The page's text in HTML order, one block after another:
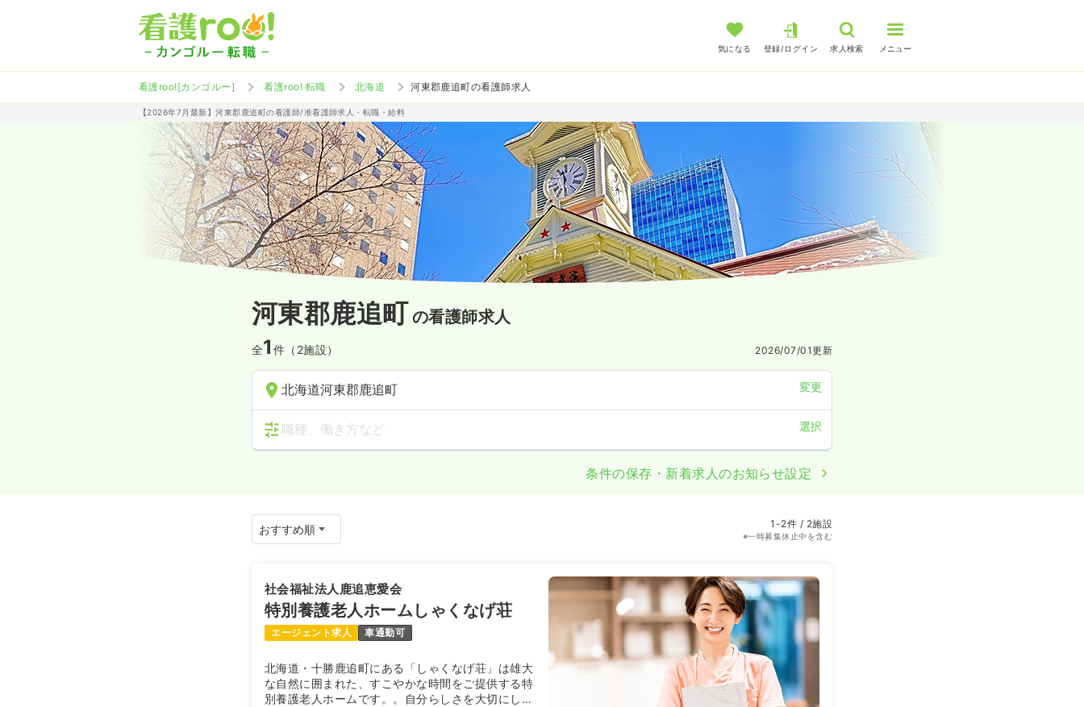
気になる 登録/ログイン 求人検索 メニュー
看護roo![カンゴルー] 看護roo! 転職 北海道 河東郡鹿追町の看護師求人
【2026年7月最新】河東郡鹿追町の看護師/准看護師求人・転職・給料
河東郡鹿追町の看護師求人
全1 件（2施設） 2026/07/01更新
北海道河東郡鹿追町 変更
職種、働き方など 選択
条件の保存・新着求人のお知らせ設定
1-2件 / 2施設
※一時募集休止中を含む
社会福祉法人鹿追恵愛会
特別養護老人ホームしゃくなげ荘
エージェント求人 車通勤可
北海道・十勝鹿追町にある「しゃくなげ荘」は雄大
な自然に囲まれた、すこやかな時間をご提供する特
別養護老人ホームです。。自分らしさを大切にした